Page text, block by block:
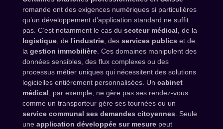
romande ont des exigences numériques si particulières
qu’un développement d’application standard ne suffit
pas. C’est notamment le cas du secteur médical , de la
logistique, de l’industrie, des services publics et de
la gestion immobilière. Ces domaines manipulent des
données sensibles, des flux complexes ou des
processus métier uniques qui nécessitent des solutions
logicielles entièrement personnalisées. Un cabinet
médical , par exemple, ne gère pas ses rendez-vous
comme un transporteur gère ses tournées ou un
service communal ses demandes citoyennes . Seule
une application développée sur mesurepeut